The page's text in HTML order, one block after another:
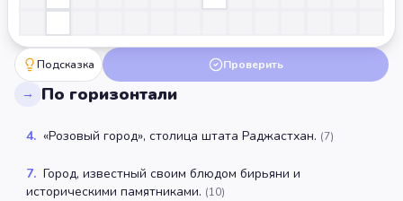
Подсказка Проверить
→ По горизонтали
4. «Розовый город», столица штата Раджастхан. (7)
7. Город, известный своим блюдом бирьяни и
историческими памятниками. (10)